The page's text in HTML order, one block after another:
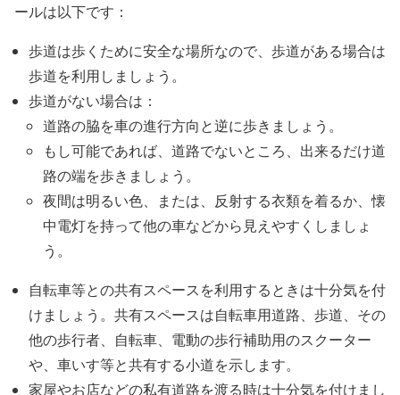
ールは以下です：
歩道は歩くために安全な場所なので、歩道がある場合は
歩道を利用しましょう。
歩道がない場合は：
道路の脇を車の進行方向と逆に歩きましょう。
もし可能であれば、道路でないところ、出来るだけ道
路の端を歩きましょう。
夜間は明るい色、または、反射する衣類を着るか、懐
中電灯を持って他の車などから見えやすくしましょ
う。
自転車等との共有スペースを利用するときは十分気を付
けましょう。共有スペースは自転車用道路、歩道、その
他の歩行者、自転車、電動の歩行補助用のスクーター
や、車いす等と共有する小道を示します。
家屋やお店などの私有道路を渡る時は十分気を付けまし